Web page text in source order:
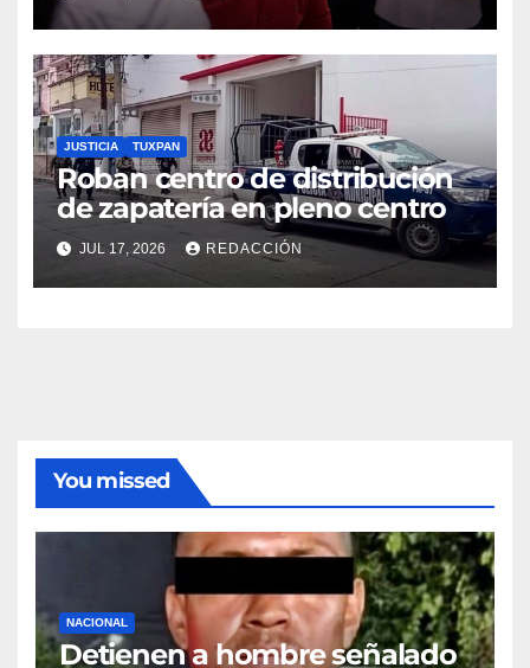
JUSTICIA TUXPAN
Roban centro de distribución
de zapatería en pleno centro
JUL 17, 2026 REDACCIÓN
You missed
NACIONAL
Detienen a hombre señalado